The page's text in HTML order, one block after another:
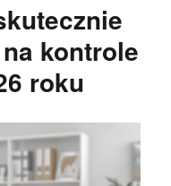
kontrole
roku